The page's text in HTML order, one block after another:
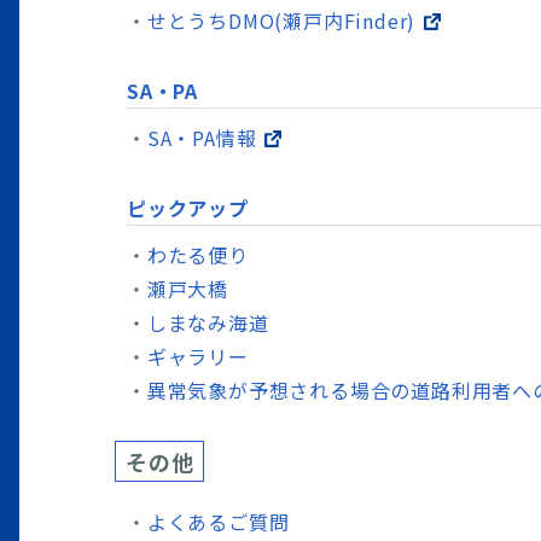
せとうちDMO(瀬戸内Finder)
SA・PA
SA・PA情報
ピックアップ
わたる便り
瀬戸大橋
しまなみ海道
ギャラリー
異常気象が予想される場合の道路利用者へ
その他
よくあるご質問